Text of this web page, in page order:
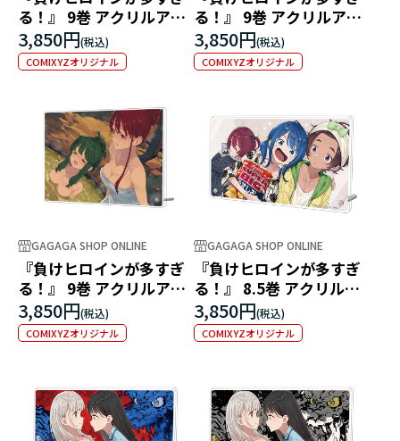
る！』 9巻 アクリルアー
トパネル ～温水君は私の
なんですけどっ？！～
3,850円
COMIXYZオリジナル
る！』 9巻 アクリルアー
トパネル ～いざ祇園祭～
3,850円
COMIXYZオリジナル
GAGAGA SHOP ONLINE
『負けヒロインが多すぎ
る！』 9巻 アクリルアー
トパネル ～平湯温泉慕情
～
3,850円
COMIXYZオリジナル
GAGAGA SHOP ONLINE
『負けヒロインが多すぎ
る！』 8.5巻 アクリルア
ートパネル ～パジャマパ
ーティー～
3,850円
COMIXYZオリジナル